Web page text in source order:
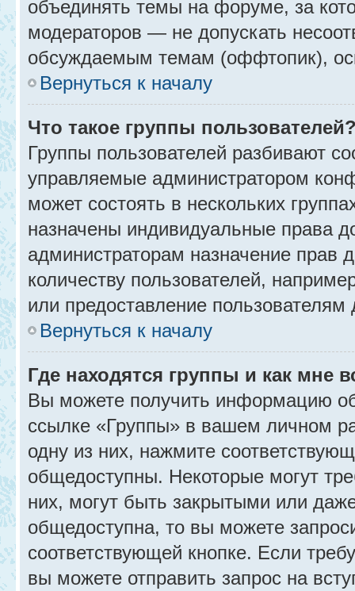
объединять темы на форуме, за
модераторов — не допускать
обсуждаемым темам (оффтопик),
Вернуться к началу
Что такое группы
Группы пользователей разбивают
управляемые администратором
может состоять в нескольких
назначены индивидуальные права
администраторам назначение прав
количеству пользователей,
или предоставление
Вернуться к началу
Где находятся группы и как мне
Вы можете получить информацию
ссылке «Группы» в вашем личном
одну из них, нажмите
общедоступны. Некоторые могут
них, могут быть закрытыми или
общедоступна, то вы можете
соответствующей кнопке. Если
вы можете отправить запрос на